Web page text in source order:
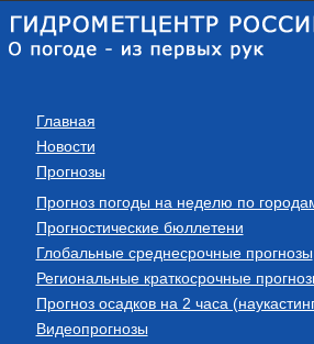
Главная
Новости
Прогнозы
Прогноз погоды на неделю по
Прогностические бюллетени
Глобальные среднесрочные прогнозы
Региональные краткосрочные
Прогноз осадков на 2 часа
Видеопрогнозы